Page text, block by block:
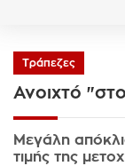
Τράπεζες
Ανοιχτό
Μεγάλη
τιμής της